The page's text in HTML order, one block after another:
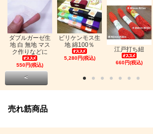
ダブルガーゼ生
地 白 無地 マス
ク作りなどに
550円(税込)
ビリケンモス生
地 綿100％
5,280円(税込)
江戸打ち紐
660円(税込)
<
売れ筋商品